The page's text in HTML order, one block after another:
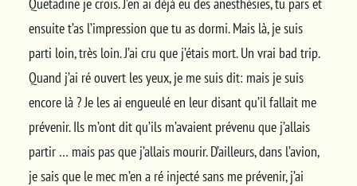
ensuite t’as l’impression que tu as dormi. Mais là, je suis
parti loin, très loin. J’ai cru que j’étais mort. Un vrai bad trip.
Quand j’ai ré ouvert les yeux, je me suis dit: mais je suis
encore là ? Je les ai engueulé en leur disant qu’il fallait me
prévenir. Ils m’ont dit qu’ils m’avaient prévenu que j’allais
partir … mais pas que j’allais mourir. D’ailleurs, dans l’avion,
je sais que le mec m’en a ré injecté sans me prévenir, j’ai